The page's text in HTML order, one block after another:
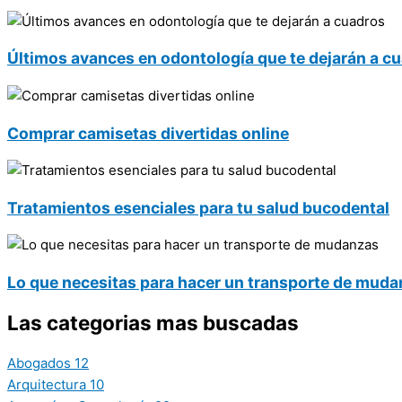
Últimos avances en odontología que te dejarán a
Comprar camisetas divertidas online
Tratamientos esenciales para tu salud bucodental
Lo que necesitas para hacer un transporte de
Las categorias mas buscadas
Abogados 12
Arquitectura 10